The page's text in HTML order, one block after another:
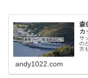
森
カ
サ
の
方
andy1022.com